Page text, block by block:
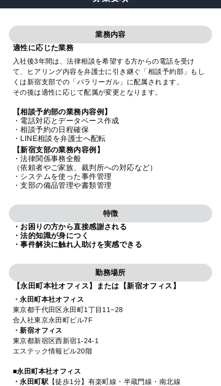
業務内容
適性に応じた業務
入社後3年間は、法律相談を希望する方からの電話を受け
て、ヒアリング内容を弁護士に引き継ぐ「相談予約部」もし
くは新宿支部での「パラリーガル」に配属されます。
その後は適性に応じて配属が変更となります。
【相談予約部の業務内容例】
・電話対応とデータベース作成
・相談予約の日程確保
・LINE相談を弁護士へ配転
【新宿支部の業務内容例】
・法律関係事務全般
（依頼者やご家族、裁判所への対応など）
・システムを使った事件管理
・支部の備品管理や書類管理
特徴
・お困りの方から直接感謝される
・法的知識が身につく
・事件解決に触れ人助けを実感できる
勤務場所
【永田町本社オフィス】または【新宿オフィス】
・永田町本社オフィス
東京都千代田区永田町1丁目11−28
合人社東京永田町ビル7F
・新宿オフィス
東京都新宿区西新宿1-24-1
エステック情報ビル20階
■永田町本社オフィス
・永田町駅 【徒歩1分】有楽町線・半蔵門線・南北線
お知らせ
特設サイト
法人グループ
プライバシーポリシー 利用規約 内部通報
TikTok受賞 定義集